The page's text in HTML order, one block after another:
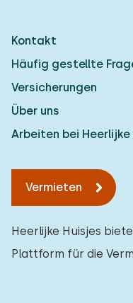
Kontakt
Häufig gestellte
Versicherungen
Über uns
Arbeiten bei Heerlijke
Vermieten
Heerlijke Huisjes
Plattform für die